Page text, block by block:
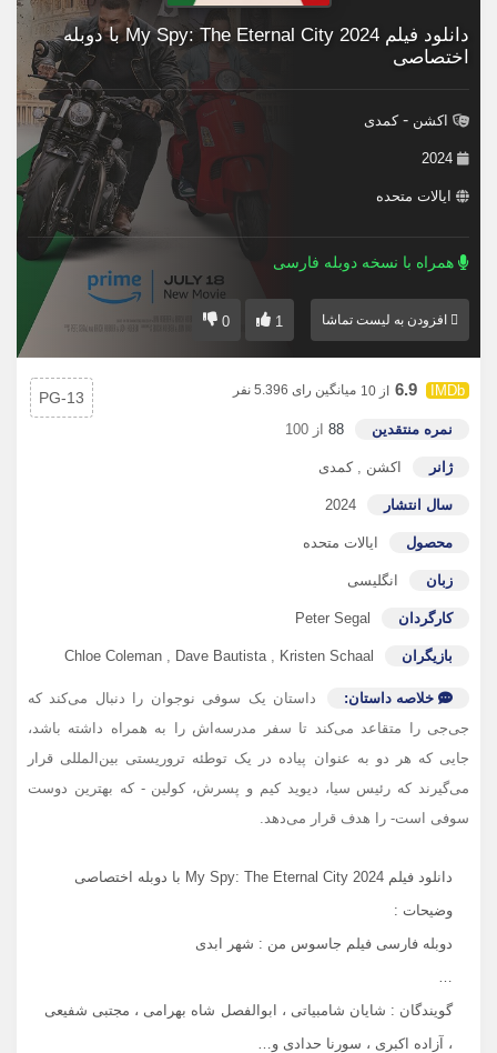
دانلود فیلم My Spy: The Eternal City 2024 با دوبله
اختصاصی
اکشن -کمدی
2024
ایالات متحده
همراه با نسخه دوبله فارسی
افزودن به لیست تماشا 1
0
6.9 از 10 میانگین رای 5.396 نفر
نمره منتقدین 88 از 100
ژانر اکشن ,کمدی
سال انتشار 2024
محصول ایالات متحده
زبان انگلیسی
کارگردان Peter Segal
بازیگران Chloe Coleman , Dave Bautista, Kristen Schaal
خلاصه داستان:
داستان یک سوفی نوجوان را دنبال می‌کند که
جی‌جی را متقاعد می‌کند تا سفر مدرسه‌اش را به همراه داشته باشد،
جایی که هر دو به عنوان پیاده در یک توطئه تروریستی بین‌المللی قرار
می‌گیرند که رئیس سیا، دیوید کیم و پسرش، کولین - که بهترین دوست
سوفی است- را هدف قرار می‌دهد.
PG-13
دانلود فیلم My Spy: The Eternal City 2024 با دوبله اختصاصی
وضیحات :
دوبله فارسی فیلم جاسوس من : شهر ابدی
…
گویندگان : شایان شامبیاتی ، ابوالفصل شاه بهرامی ، مجتبی شفیعی
، آزاده اکبری ، سورنا حدادی و…